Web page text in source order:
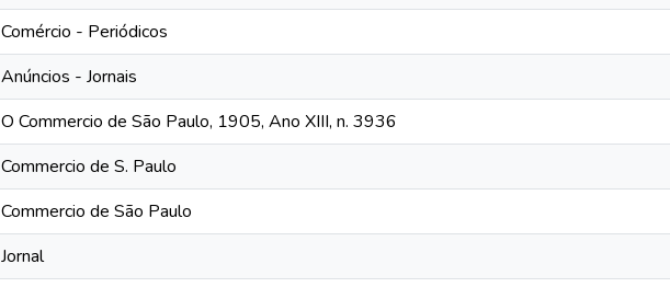
Comércio - Periódicos
Anúncios - Jornais
O Commercio de São Paulo, 1905, Ano XIII, n. 3936
Commercio de S. Paulo
Commercio de São Paulo
Jornal